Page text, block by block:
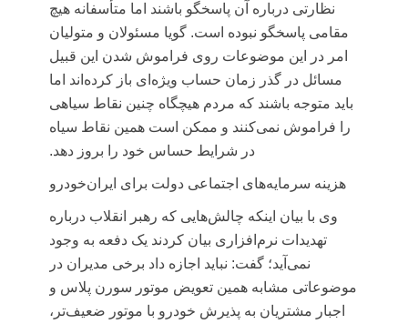
نظارتی درباره آن پاسخگو باشند اما متأسفانه هیچ
مقامی پاسخگو نبوده است. گویا مسئولان و متولیان
امر در این موضوعات روی فراموش شدن این قبیل
مسائل در گذر زمان حساب ویژه‌ای باز کرده‌اند اما
باید متوجه باشند که مردم هیچگاه چنین نقاط سیاهی
را فراموش نمی‌کنند و ممکن است همین نقاط سیاه
در شرایط حساس خود را بروز دهد.
هزینه سرمایه‌های اجتماعی دولت برای ایران‌خودرو
وی با بیان اینکه چالش‌هایی که رهبر انقلاب درباره
تهدیدات نرم‌افزاری بیان کردند یک دفعه به وجود
نمی‌آید؛ گفت: نباید اجازه داد برخی مدیران در
موضوعاتی مشابه همین تعویض موتور سورن پلاس و
اجبار مشتریان به پذیرش خودرو با موتور ضعیف‌تر،